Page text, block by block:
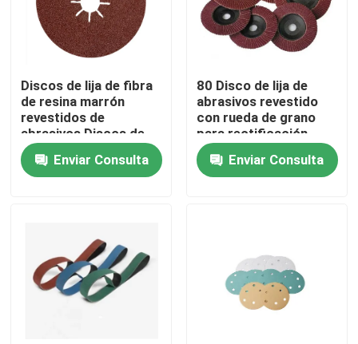
En casa
Productos
Los vídeos
Recorrido por la fábrica
Discos de lija de fibra
de resina marrón
revestidos de
abrasivos Discos de
fibra para molinillo de
ángulosEnviar Consulta
80 Disco de lija de
abrasivos revestido
con rueda de grano
para rectificación
versátil
Enviar Consulta